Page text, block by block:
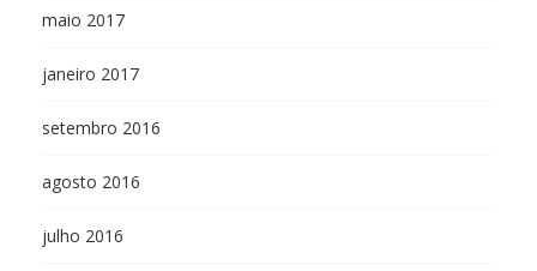
maio 2017
janeiro 2017
setembro 2016
agosto 2016
julho 2016